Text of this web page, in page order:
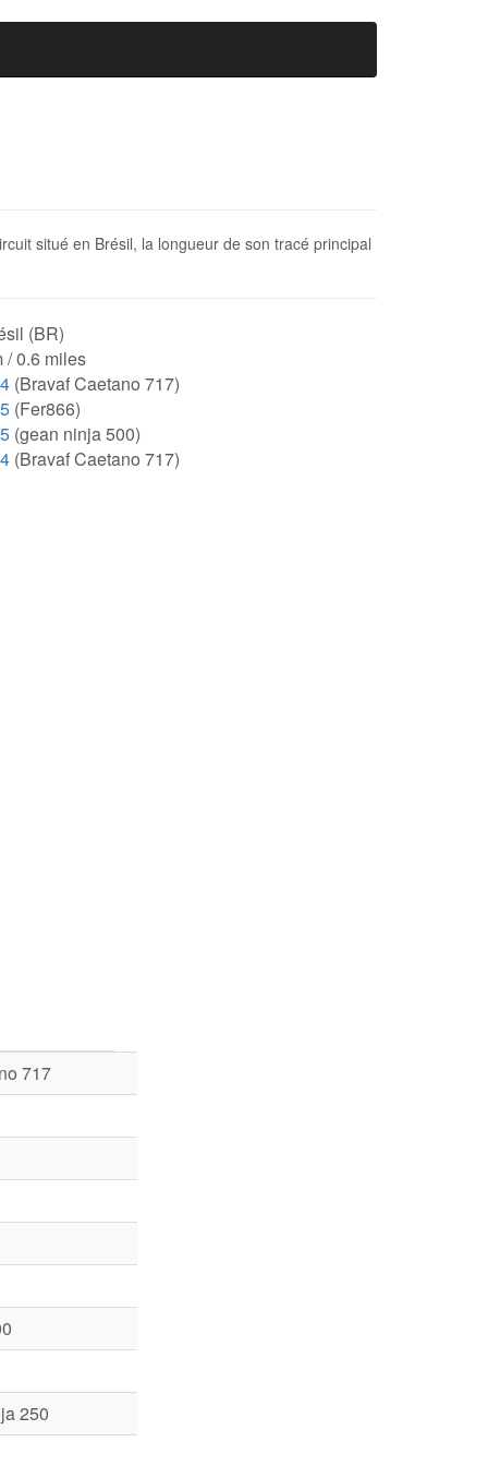
situé en Brésil, la longueur de son tracé principal
(BR)
/ 0.6 miles
(Bravaf Caetano 717)
(Fer866)
(gean ninja 500)
(Bravaf Caetano 717)
717
250